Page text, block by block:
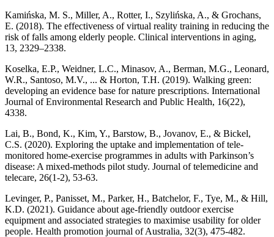
Kamińska, M. S., Miller, A., Rotter, I., Szylińska, A., & Grochans,
E. (2018). The effectiveness of virtual reality training in reducing the
risk of falls among elderly people. Clinical interventions in aging,
13, 2329–2338.
Koselka, E.P., Weidner, L.C., Minasov, A., Berman, M.G., Leonard,
W.R., Santoso, M.V., ... & Horton, T.H. (2019). Walking green:
developing an evidence base for nature prescriptions. International
Journal of Environmental Research and Public Health, 16(22),
4338.
Lai, B., Bond, K., Kim, Y., Barstow, B., Jovanov, E., & Bickel,
C.S. (2020). Exploring the uptake and implementation of tele-
monitored home-exercise programmes in adults with Parkinson’s
disease: A mixed-methods pilot study. Journal of telemedicine and
telecare, 26(1-2), 53-63.
Levinger, P., Panisset, M., Parker, H., Batchelor, F., Tye, M., & Hill,
K.D. (2021). Guidance about age-friendly outdoor exercise
equipment and associated strategies to maximise usability for older
people. Health promotion journal of Australia, 32(3), 475-482.